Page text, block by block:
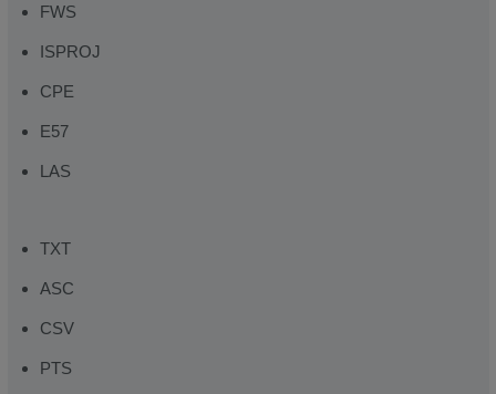
FWS
ISPROJ
CPE
E57
LAS
TXT
ASC
CSV
PTS